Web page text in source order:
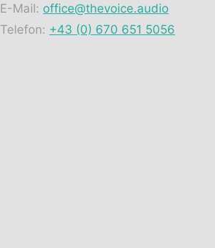
E-Mail: office@thevoice.audio
Telefon: +43 (0) 670 651 5056